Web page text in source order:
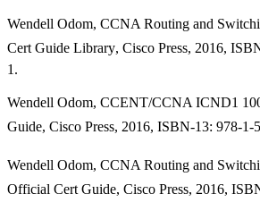
Wendell Odom, CCNA Routing and
Cert Guide Library, Cisco Press, 2016,
1.
Wendell Odom, CCENT/CCNA ICND1
Guide, Cisco Press, 2016, ISBN-13: 978-1-
Wendell Odom, CCNA Routing and
Official Cert Guide, Cisco Press, 2016,